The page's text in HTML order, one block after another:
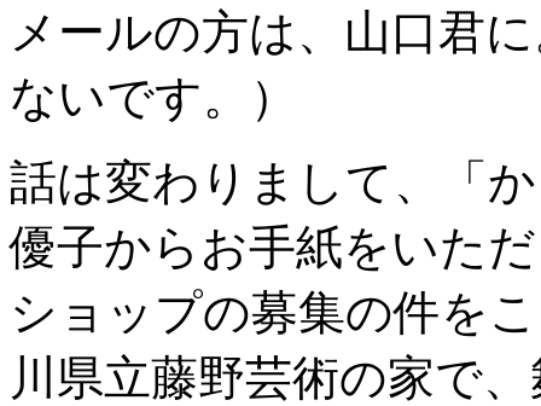
メールの方は、山口君
ないです。）
話は変わりまして、「
優子からお手紙をいた
ショップの募集の件を
川県立藤野芸術の家で